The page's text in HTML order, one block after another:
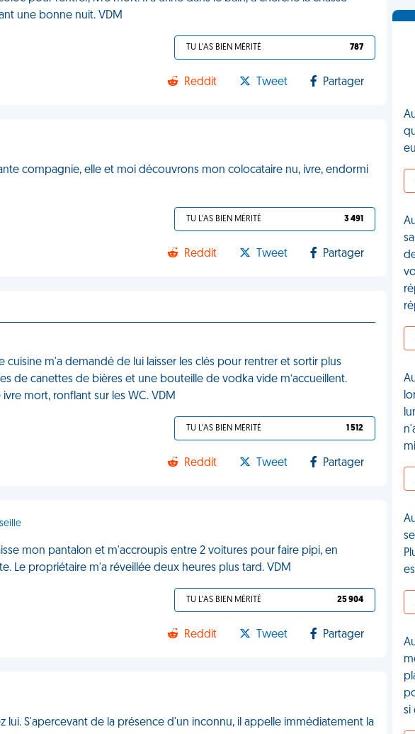
une bonne nuit. VDM
TU L'AS BIEN MÉRITÉ 787
Reddit Tweet Partager
compagnie, elle et moi découvrons mon colocataire nu, ivre, endormi
TU L'AS BIEN MÉRITÉ 3 491
Reddit Tweet Partager
cuisine m'a demandé de lui laisser les clés pour rentrer et sortir plus
de canettes de bières et une bouteille de vodka vide m’accueillent.
mort, ronflant sur les WC. VDM
TU L'AS BIEN MÉRITÉ 1 512
Reddit Tweet Partager
mon pantalon et m'accroupis entre 2 voitures pour faire pipi, en
Le propriétaire m'a réveillée deux heures plus tard. VDM
TU L'AS BIEN MÉRITÉ 25 904
Reddit Tweet Partager
lui. S'apercevant de la présence d'un inconnu, il appelle immédiatement la
si